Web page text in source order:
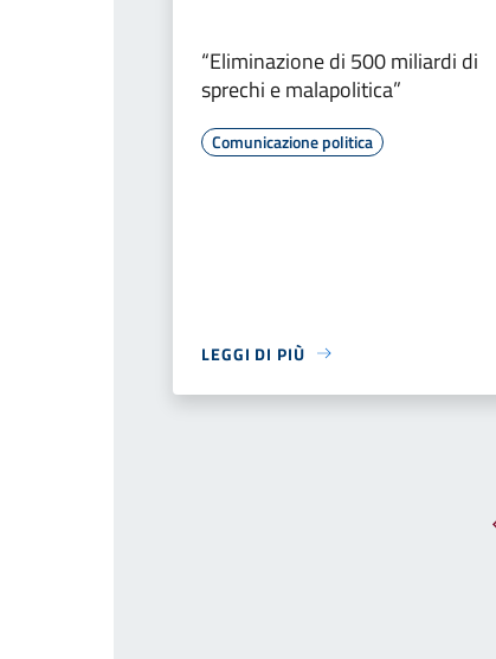
“Eliminazione di 500 miliardi di
sprechi e malapolitica”
Comunicazione politica
LEGGI DI PIÙ